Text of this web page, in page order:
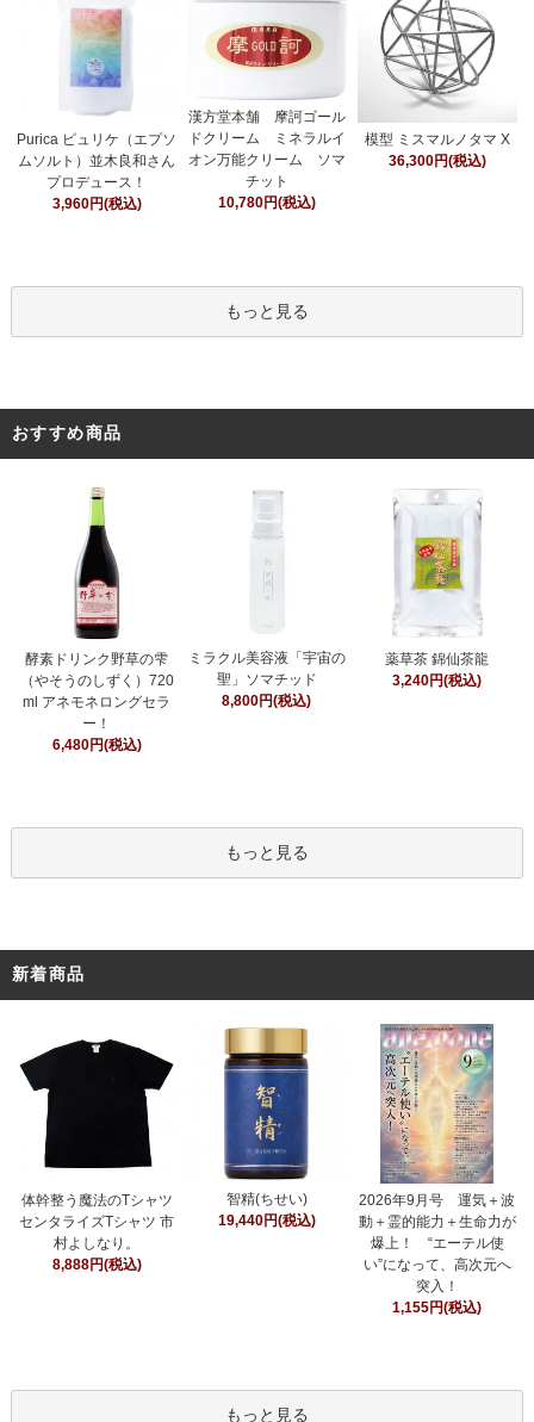
Purica ピュリケ（エプソ
ムソルト）並木良和さん
プロデュース！
3,960円(税込)
漢方堂本舗 摩訶ゴール
ドクリーム ミネラルイ
オン万能クリーム ソマ
チット
10,780円(税込)
模型 ミスマルノタマ X
36,300円(税込)
もっと見る
おすすめ商品
酵素ドリンク野草の雫
（やそうのしずく）720
ml アネモネロングセラ
ー！
6,480円(税込)
ミラクル美容液「宇宙の
聖」ソマチッド
8,800円(税込)
薬草茶 錦仙茶龍
3,240円(税込)
もっと見る
新着商品
体幹整う魔法のTシャツ
センタライズTシャツ 市
村よしなり。
8,888円(税込)
智精(ちせい)
19,440円(税込)
2026年9月号 運気＋波
動＋霊的能力＋生命力が
爆上！ “エーテル使
い”になって、高次元へ
突入！
1,155円(税込)
もっと見る